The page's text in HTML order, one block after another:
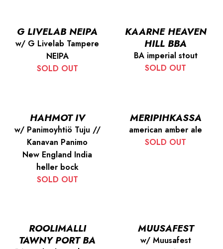
G LIVELAB NEIPA
w/ G Livelab Tampere
NEIPA
SOLD OUT
KAARNE HEAVEN
HILL BBA
BA imperial stout
SOLD OUT
HAHMOT IV
w/ Panimoyhtiö Tuju //
Kanavan Panimo
New England India
heller bock
SOLD OUT
MERIPIHKASSA
american amber ale
SOLD OUT
ROOLIMALLI
TAWNY PORT BA
MUUSAFEST
w/ Muusafest